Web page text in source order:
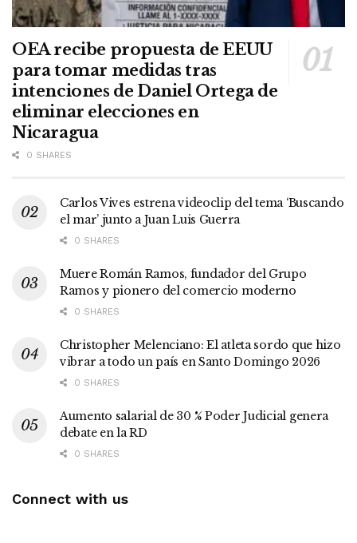
OEA recibe propuesta de EEUU
para tomar medidas tras
intenciones de Daniel Ortega de
eliminar elecciones en
Nicaragua
0 SHARES
Carlos Vives estrena videoclip del tema ‘Buscando
el mar’ junto a Juan Luis Guerra
0 SHARES
Muere Román Ramos, fundador del Grupo
Ramos y pionero del comercio moderno
0 SHARES
Christopher Melenciano: El atleta sordo que hizo
vibrar a todo un país en Santo Domingo 2026
0 SHARES
Aumento salarial de 30 % Poder Judicial genera
debate en la RD
0 SHARES
Connect with us